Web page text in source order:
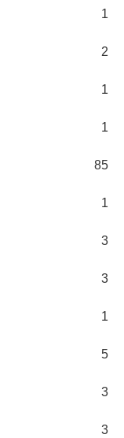
1
2
1
1
85
1
3
3
1
5
3
3